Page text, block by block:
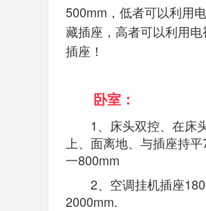
500mm，低者可以利用
藏插座，高者可以利用电
插座！
卧室：
1、床头双控、在床
上、面离地、与插座持
一800mm
2、空调挂机插座
2000mm.